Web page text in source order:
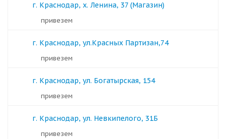
г. Краснодар, х. Ленина, 37 (Магазин)
Привезем
г. Краснодар, ул.Красных Партизан,74
Привезем
г. Краснодар, ул. Богатырская, 154
Привезем
г. Краснодар, ул. Невкипелого, 31Б
Привезем